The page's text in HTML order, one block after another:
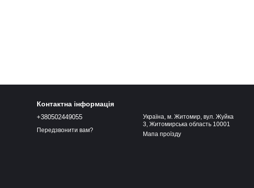
Контактна інформація
+380502449055
Передзвонити вам?
Україна, м. Житомир, вул. Жуйка
3, Житомирська область 10001
Мапа проїзду